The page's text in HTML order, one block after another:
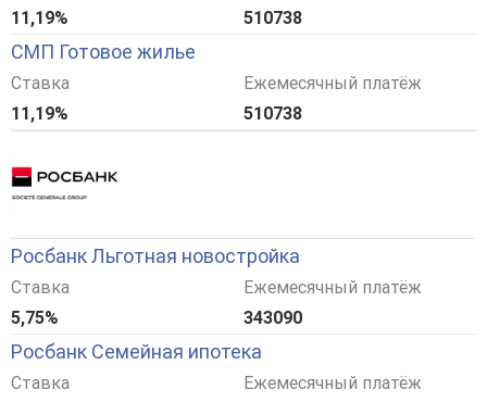
11,19%
510738
СМП Готовое жилье
Ставка
11,19%
Ежемесячный платёж
510738
Росбанк Льготная новостройка
Ставка
5,75%
Ежемесячный платёж
343090
Росбанк Семейная ипотека
Ставка
Ежемесячный платёж